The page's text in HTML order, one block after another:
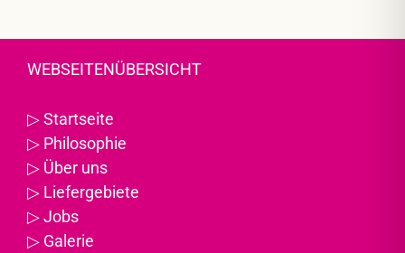
WEBSEITENÜBERSICHT
▷Startseite
▷ Philosophie
▷ Über uns
▷ Liefergebiete
▷Jobs
▷ Galerie